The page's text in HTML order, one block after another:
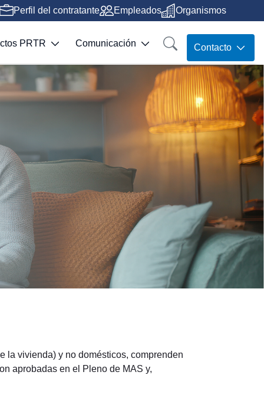
Perfil del contratante Empleados Organismos
PRTR Comunicación Contacto
la vivienda) y no domésticos, comprenden
aprobadas en el Pleno de MAS y,